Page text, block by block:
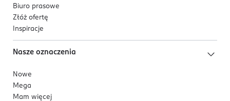
Biuro prasowe
Złóż ofertę
Inspiracje
Nasze oznaczenia
Nowe
Mega
Mam więcej